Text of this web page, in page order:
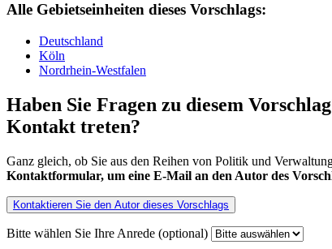
Alle Gebietseinheiten dieses Vorschlags:
Deutschland
Köln
Nordrhein-Westfalen
Haben Sie Fragen zu diesem
Kontakt treten?
Ganz gleich, ob Sie aus den Reihen von Politik und
Kontaktformular, um eine E-Mail an den Autor des
Kontaktieren Sie den Autor dieses Vorschlags
Bitte wählen Sie Ihre Anrede (optional)